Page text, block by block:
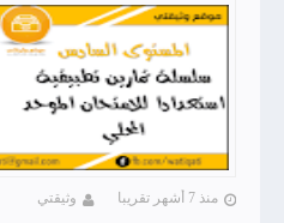
منذ 7 أشهر تقريبا وثيقتي